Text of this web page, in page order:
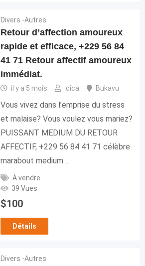
Divers -Autres
Retour d’affection amoureux
rapide et efficace, +229 56 84
41 71 Retour affectif amoureux
immédiat.
il y a 5 mois cica Bukavu
Vous vivez dans l’emprise du stress
et malaise? Vous voulez vous mariez?
PUISSANT MEDIUM DU RETOUR
AFFECTIF, +229 56 84 41 71 célèbre
marabout medium…
À vendre
39 Vues
$100
Détails
Divers -Autres